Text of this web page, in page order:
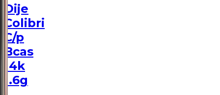
Dije
Colibri
C/p
Bcas
14k
1.6g